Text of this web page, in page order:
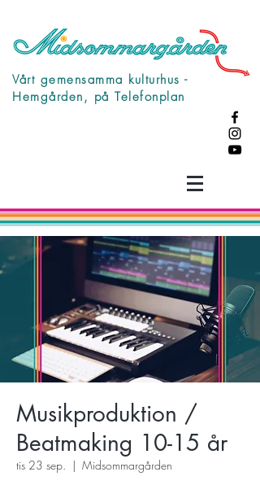
Vårt gemensamma kulturhus -
Hemgården, på Telefonplan
Musikproduktion /
Beatmaking 10-15 år
tis 23 sep.
  |
Midsommargården